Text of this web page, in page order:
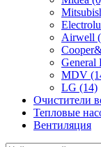
Airwell
General
MDV
LG (14)
Очистители
Тепловые
Вентиляция